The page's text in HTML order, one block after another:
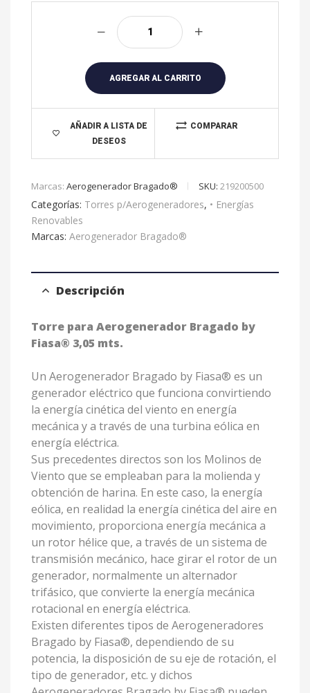
AGREGAR AL CARRITO
AÑADIR A LISTA DE
DESEOS
COMPARAR
e
r
n
a
v
:
Marcas: Aerogenerador Bragado® SKU: 219200500
Categorías: Torres p/Aerogeneradores, • Energías
Renovables
Marcas: Aerogenerador Bragado®
Descripción
Torre para Aerogenerador Bragado by
Fiasa® 3,05 mts.
Un Aerogenerador Bragado by Fiasa® es un
generador eléctrico que funciona convirtiendo
la energía cinética del viento en energía
mecánica y a través de una turbina eólica en
energía eléctrica.
Sus precedentes directos son los Molinos de
Viento que se empleaban para la molienda y
obtención de harina. En este caso, la energía
eólica, en realidad la energía cinética del aire en
movimiento, proporciona energía mecánica a
un rotor hélice que, a través de un sistema de
transmisión mecánico, hace girar el rotor de un
generador, normalmente un alternador
trifásico, que convierte la energía mecánica
rotacional en energía eléctrica.
Existen diferentes tipos de Aerogeneradores
Bragado by Fiasa®, dependiendo de su
potencia, la disposición de su eje de rotación, el
tipo de generador, etc. y dichos